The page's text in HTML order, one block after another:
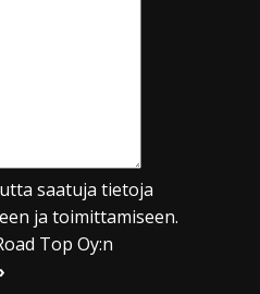
saatuja tietoja
ja toimittamiseen.
Top Oy:n